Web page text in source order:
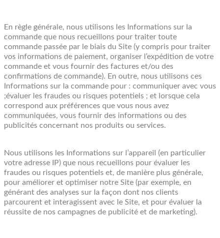
En règle générale, nous utilisons les Informations sur la
commande que nous recueillons pour traiter toute
commande passée par le biais du Site (y compris pour traiter
vos informations de paiement, organiser l’expédition de votre
commande et vous fournir des factures et/ou des
confirmations de commande). En outre, nous utilisons ces
Informations sur la commande pour : communiquer avec vous
;évaluer les fraudes ou risques potentiels ; et lorsque cela
correspond aux préférences que vous nous avez
communiquées, vous fournir des informations ou des
publicités concernant nos produits ou services.
Nous utilisons les Informations sur l’appareil (en particulier
votre adresse IP) que nous recueillons pour évaluer les
fraudes ou risques potentiels et, de manière plus générale,
pour améliorer et optimiser notre Site (par exemple, en
générant des analyses sur la façon dont nos clients
parcourent et interagissent avec le Site, et pour évaluer la
réussite de nos campagnes de publicité et de marketing).